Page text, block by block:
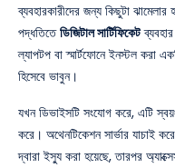
ব্যবহারকারীদের জন্য কিছুটা
পদ্ধতিতেডিজিটাল সার্টিফিকেট
ল্যাপটপ বা স্মার্টফোনে ইনস্টল করা
হিসেবে ভাবুন।
যখন ডিভাইসটি সংযোগ করে, এটি
করে। অথেনটিকেশন সার্ভার যাচাই
দ্বারা ইস্যু করা হয়েছে, তারপর